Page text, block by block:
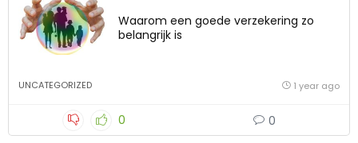
Waarom een goede verzekering zo
belangrijk is
UNCATEGORIZED 1 year ago
0 0